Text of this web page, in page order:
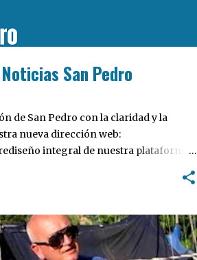
San Pedro
de San Pedro con la claridad y la
nueva dirección web:
integral de nuestra plataforma.